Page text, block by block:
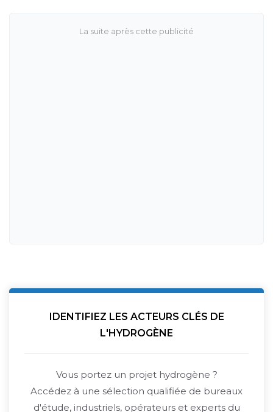
IDENTIFIEZ LES ACTEURS CLÉS DE
L'HYDROGÈNE
Vous portez un projet hydrogène ?
Accédez à une sélection qualifiée de bureaux
d'étude, industriels, opérateurs et experts du